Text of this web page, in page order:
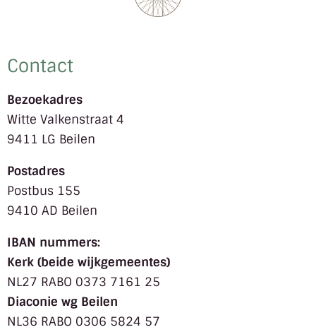
Contact
Bezoekadres
Witte Valkenstraat 4
9411 LG Beilen
Postadres
Postbus 155
9410 AD Beilen
IBAN nummers:
Kerk (beide wijkgemeentes)
NL27 RABO 0373 7161 25
Diaconie wg Beilen
NL36 RABO 0306 5824 57